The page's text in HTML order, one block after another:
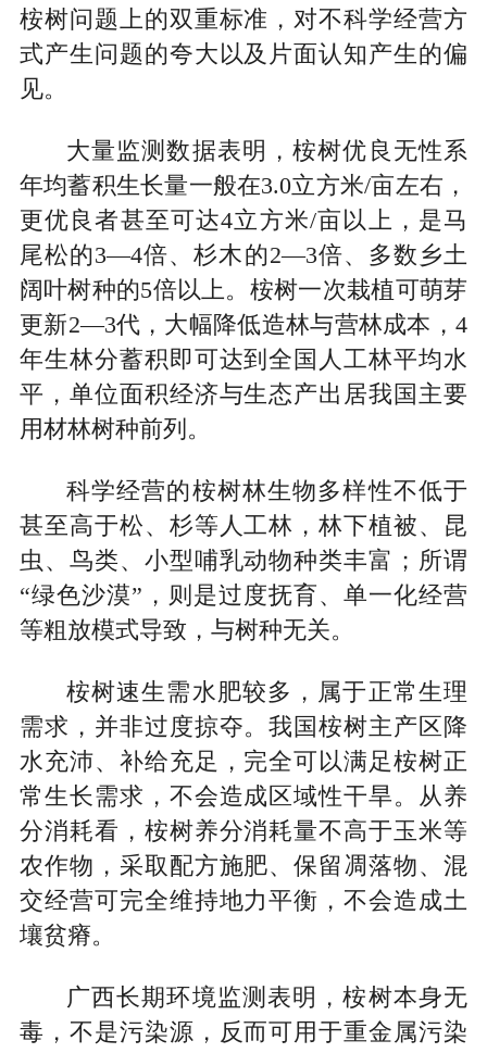
桉树问题上的双重标准，对不科学经营方
式产生问题的夸大以及片面认知产生的偏
见。
大量监测数据表明，桉树优良无性系
年均蓄积生长量一般在3.0立方米/亩左右，
更优良者甚至可达4立方米/亩以上，是马
尾松的3—4倍、杉木的2—3倍、多数乡土
阔叶树种的5倍以上。桉树一次栽植可萌芽
更新2—3代，大幅降低造林与营林成本，4
年生林分蓄积即可达到全国人工林平均水
平，单位面积经济与生态产出居我国主要
用材林树种前列。
科学经营的桉树林生物多样性不低于
甚至高于松、杉等人工林，林下植被、昆
虫、鸟类、小型哺乳动物种类丰富；所谓
“绿色沙漠”，则是过度抚育、单一化经营
等粗放模式导致，与树种无关。
桉树速生需水肥较多，属于正常生理
需求，并非过度掠夺。我国桉树主产区降
水充沛、补给充足，完全可以满足桉树正
常生长需求，不会造成区域性干旱。从养
分消耗看，桉树养分消耗量不高于玉米等
农作物，采取配方施肥、保留凋落物、混
交经营可完全维持地力平衡，不会造成土
壤贫瘠。
广西长期环境监测表明，桉树本身无
毒，不是污染源，反而可用于重金属污染